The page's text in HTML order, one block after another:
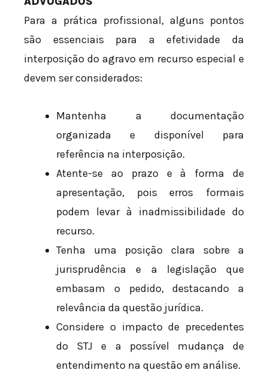
Para a prática profissional, alguns pontos
são essenciais para a efetividade da
interposição do agravo em recurso especial e
devem ser considerados:
Mantenha a documentação
organizada e disponível para
referência na interposição.
Atente-se ao prazo e à forma de
apresentação, pois erros formais
podem levar à inadmissibilidade do
recurso.
Tenha uma posição clara sobre a
jurisprudência e a legislação que
embasam o pedido, destacando a
relevância da questão jurídica.
Considere o impacto de precedentes
do STJ e a possível mudança de
entendimento na questão em análise.